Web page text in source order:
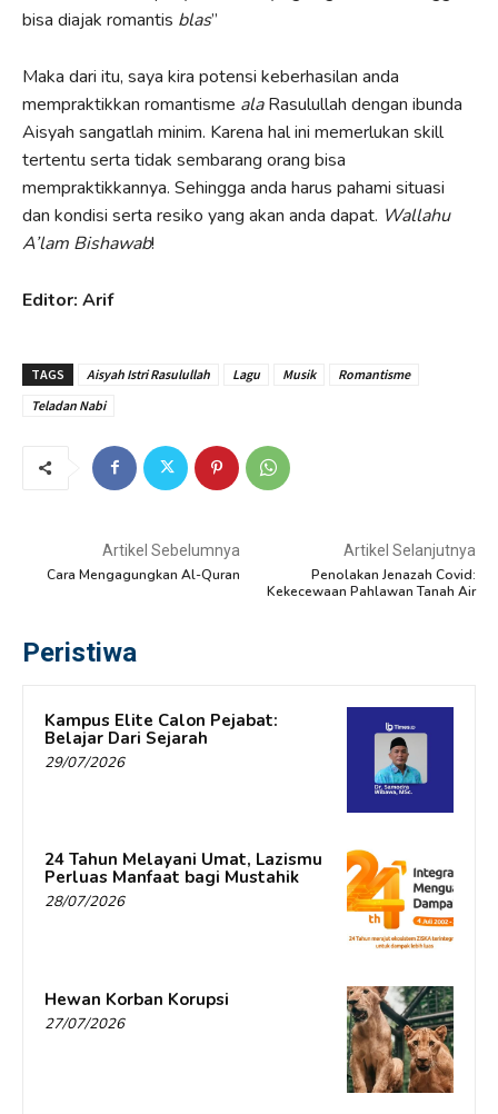
bisa diajak romantis blas”
Maka dari itu, saya kira potensi keberhasilan anda
mempraktikkan romantisme alaRasulullah dengan ibunda
Aisyah sangatlah minim. Karena hal ini memerlukan skill
tertentu serta tidak sembarang orang bisa
mempraktikkannya. Sehingga anda harus pahami situasi
dan kondisi serta resiko yang akan anda dapat. Wallahu
A’lam Bishawab!
Editor: Arif
TAGS Aisyah Istri Rasulullah Lagu Musik
Romantisme
Teladan Nabi
Artikel Sebelumnya
Cara Mengagungkan Al-Quran
Artikel Selanjutnya
Penolakan Jenazah Covid:
Kekecewaan Pahlawan Tanah Air
Peristiwa
Kampus Elite Calon Pejabat:
Belajar Dari Sejarah
29/07/2026
24 Tahun Melayani Umat, Lazismu
Perluas Manfaat bagi Mustahik
28/07/2026
Hewan Korban Korupsi
27/07/2026